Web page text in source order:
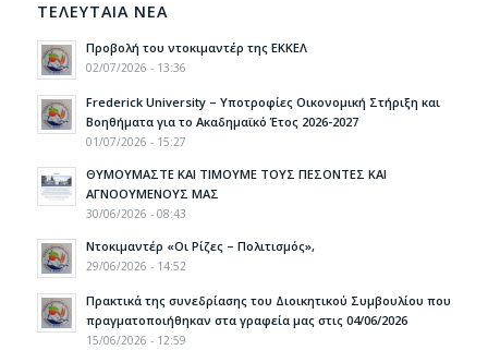
ΤΕΛΕΥΤΑΙΑ ΝΕΑ
Προβολή του ντοκιμαντέρ της ΕΚΚΕΛ
02/07/2026 - 13:36
Frederick University – Υποτροφίες Οικονομική Στήριξη και
Βοηθήματα για το Ακαδημαϊκό Έτος 2026-2027
01/07/2026 - 15:27
ΘΥΜΟΥΜΑΣΤΕ ΚΑΙ ΤΙΜΟΥΜΕ ΤΟΥΣ ΠΕΣΟΝΤΕΣ ΚΑΙ
ΑΓΝΟΟΥΜΕΝΟΥΣ ΜΑΣ
30/06/2026 - 08:43
Ντοκιμαντέρ «Οι Ρίζες – Πολιτισμός»,
29/06/2026 - 14:52
Πρακτικά της συνεδρίασης του Διοικητικού Συμβουλίου που
πραγματοποιήθηκαν στα γραφεία μας στις 04/06/2026
15/06/2026 - 12:59